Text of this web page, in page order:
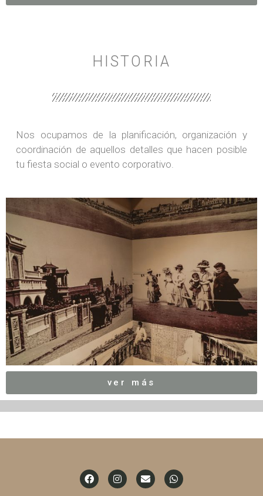
HISTORIA
Nos ocupamos de la planificación, organización y
coordinación de aquellos detalles que hacen posible
tu fiesta social o evento corporativo.
ver más